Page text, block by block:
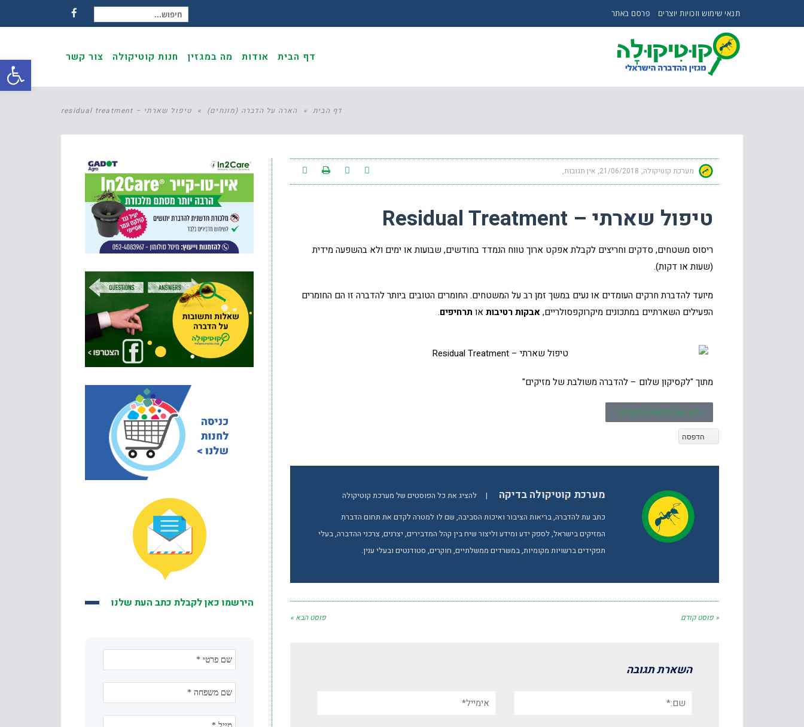
תנאי שימוש וזכויות יוצרים פרסם באתר
חיפוש עבור:
Facebook
דף הבית אודות מה במגזין חנות קוטיקולה צור קשר
דף הבית » הארה על הדברה (מונחים) » טיפול שארתי – residual treatment
מערכת קוטיקולה 21/06/2018 אין תגובות
טיפול שארתי – Residual Treatment
ריסוס משטחים, סדקים וחריצים לקבלת אפקט ארוך טווח הנמדד בחודשים, שבועות או ימים ולא בהשפעה מידית
(שעות או דקות).
מיועד להדברת חרקים העומדים או נעים במשך זמן רב על המשטחים. החומרים הטובים ביותר להדברה זו הם החומרים
הפעילים השארתיים במתכונים מיקרוקפסולריים,אבקות רטיבות או תרחיפים.
מתוך "לקסיקון שלום – להדברה משולבת של מזיקים"
לחץ כאן להזמנת הלקסיקון
הדפסה
מערכת קוטיקולה בדיקה |
להציג את כל הפוסטים של מערכת קוטיקולה
כתב עת להדברה, בריאות הציבור ואיכות הסביבה, שם לו למטרה לקדם את תחום הדברת
המזיקים בישראל, לספק ידע ומידע וליצור שיח בין קהל המדבירים, יצרנים, צרכני ההדברה, בעלי
תפקידים ברשויות מקומיות, במשרדים ממשלתיים, חוקרים, סטודנטים ובעלי ענין.
« פוסט קודם פוסט הבא »
השארת תגובה
הירשמו כאן לקבלת כתב העת שלנו